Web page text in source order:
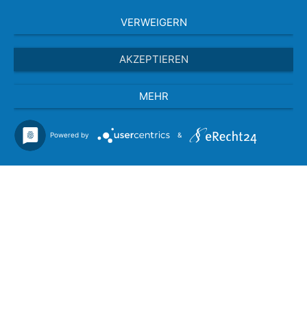
VERWEIGERN
AKZEPTIEREN
MEHR
Powered by &